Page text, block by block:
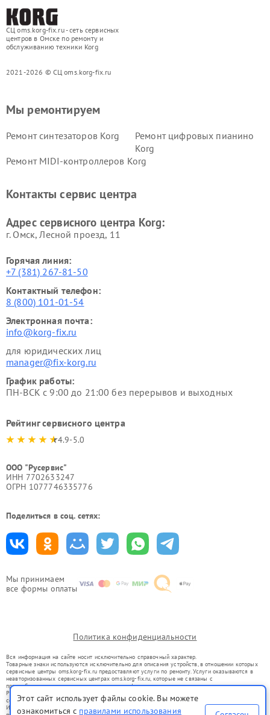
СЦ oms.korg-fix.ru - сеть сервисных
центров в Омске по ремонту и
обслуживанию техники Korg
2021-2026 © СЦ oms.korg-fix.ru
Мы принимаем
все формы оплаты
Мы ремонтируем
Ремонт синтезаторов Korg
Ремонт цифровых пианино
Korg
Ремонт MIDI-контроллеров Korg
Контакты сервис центра
Адрес сервисного центра Korg:
г. Омск, ​Лесной проезд, 11
Горячая линия:
+7 (381) 267-81-50
Контактный телефон:
8 (800) 101-01-54
Электронная почта:
info@korg-fix.ru
для юридических лиц
manager@fix-korg.ru
График работы:
ПН-ВСК с 9:00 до 21:00 без перерывов и выходных
Рейтинг сервисного центра
4.9-5.0
ООО "Русервис"
ИНН 7702633247
ОГРН 1077746335776
Поделиться в соц. сетях:
Политика конфиденциальности
Вся информация на сайте носит исключительно справочный характер.
Товарные знаки используются исключительно для описания устройств, в отношении которых
сервисные центры oms.korg-fix.ru предоставляют услуги по ремонту. Услуги оказываются в
неавторизованных сервисных центрах oms.korg-fix.ru, которые не связаны с
правообладателями товарных знаков или их официальными представителями.
Ремонт осуществляется для устройств, уже введенных в гражданский оборот в соответствии
со статьей 1487 ГК РФ.
Использование товарных знаков не преследует цели индивидуализации услуг или введения
Этот сайт использует файлы cookie. Вы можете
ознакомиться с правилами использования